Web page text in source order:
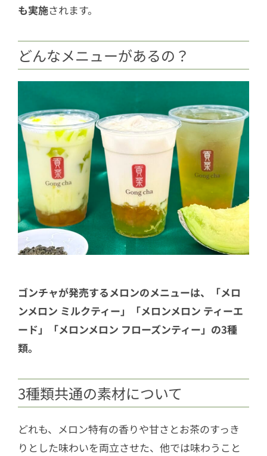
も実施されます。
どんなメニューがあるの？
ゴンチャが発売するメロンのメニューは、「メロ
ンメロン ミルクティー」「メロンメロン ティーエ
ード」「メロンメロン フローズンティー」の3種
類。
3種類共通の素材について
どれも、メロン特有の香りや甘さとお茶のすっき
りとした味わいを両立させた、他では味わうこと